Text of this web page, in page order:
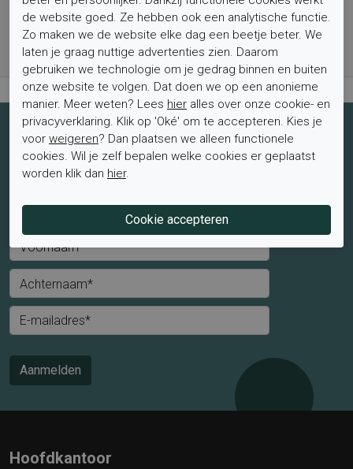
Bestel nu, betaal achteraf met Klarna
Retourtermijn van 2 weken
Schrijf je nu in voor de nieuwsbrief
Schrijf je in voor de nieuwsbrief en blijf op de hoogte van de
laatste aanbiedingen en trends.
Meneer
Voornaam*
Achternaam*
E-mailadres*
Aanmelden
Hoofdkantoor
de website goed. Ze hebben ook een analytische functie.
Zo maken we de website elke dag een beetje beter. We
laten je graag nuttige advertenties zien. Daarom
gebruiken we technologie om je gedrag binnen en buiten
onze website te volgen. Dat doen we op een anonieme
manier. Meer weten? Lees hier alles over onze cookie- en
privacyverklaring. Klik op 'Oké' om te accepteren. Kies je
voor weigeren? Dan plaatsen we alleen functionele
cookies. Wil je zelf bepalen welke cookies er geplaatst
worden klik dan hier.